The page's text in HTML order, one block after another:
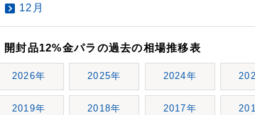
12月
開封品12%金パラの過去の相場推移表
2026年 2025年 2024年
2019年 2018年 2017年